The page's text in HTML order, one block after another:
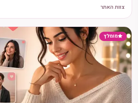
צוות האתר
מומלץ